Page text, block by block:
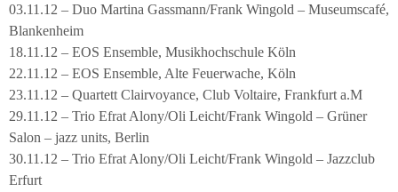
03.11.12 – Duo Martina Gassmann/Frank Wingold – Museumscafé,
Blankenheim
18.11.12 – EOS Ensemble, Musikhochschule Köln
22.11.12 – EOS Ensemble, Alte Feuerwache, Köln
23.11.12 – Quartett Clairvoyance, Club Voltaire, Frankfurt a.M
29.11.12 – Trio Efrat Alony/Oli Leicht/Frank Wingold – Grüner
Salon – jazz units, Berlin
30.11.12 – Trio Efrat Alony/Oli Leicht/Frank Wingold – Jazzclub
Erfurt